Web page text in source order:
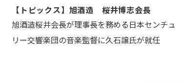
【トピックス】旭酒造 桜井博志会長
旭酒造桜井会長が理事長を務める日本センチュ
リー交響楽団の音楽監督に久石譲氏が就任